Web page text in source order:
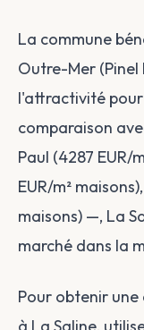
La commune
Outre-Mer
l'attractivité pour
comparaison
Paul (4287 EUR/
EUR/m²
maisons) —, La
marché dans la
Pour obtenir